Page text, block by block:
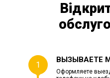
1
ВЫЗЫВАЕТЕ
Оформляете